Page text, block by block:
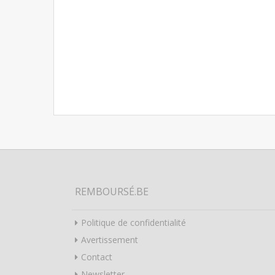
REMBOURSÉ.BE
Politique de confidentialité
Avertissement
Contact